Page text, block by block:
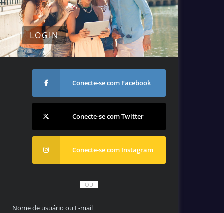
LOGIN
Conecte-se com Facebook
Conecte-se com Twitter
Conecte-se com Instagram
OU
Nome de usuário ou E-mail